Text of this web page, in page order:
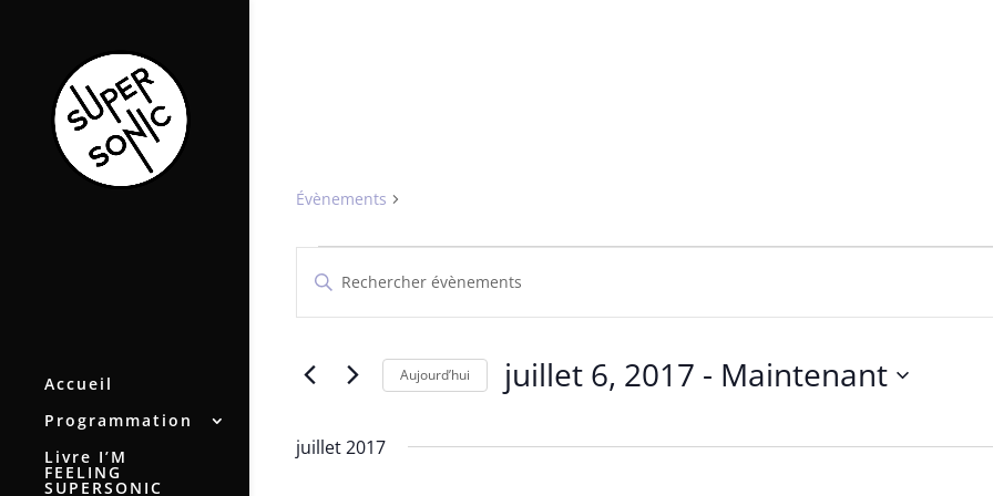
Accueil
Programmation
Livre I’M
FEELING
SUPERSONIC
Évènements
Évènements
Recherche
et
navigation
vues
Évènements
Saisir
clé.
Évènements
clé.
Aujourd’hui juillet 6, 2017 - Maintenant
juillet 2017